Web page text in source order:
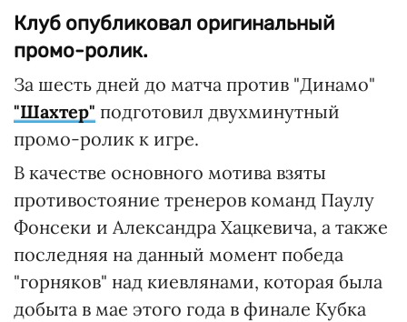
Клуб опубликовал оригинальный
промо-ролик.
За шесть дней до матча против "Динамо"
"Шахтер" подготовил двухминутный
промо-ролик к игре.
В качестве основного мотива взяты
противостояние тренеров команд Паулу
Фонсеки и Александра Хацкевича, а также
последняя на данный момент победа
"горняков" над киевлянами, которая была
добыта в мае этого года в финале Кубка